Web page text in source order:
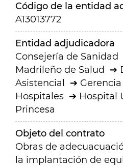
Código de la entidad
A13013772
Entidad adjudicadora
Consejería de Sanidad
Madrileño de Salud
Asistencial
Hospitales
Hospital
Princesa
Objeto del contrato
Obras de
la implantación de